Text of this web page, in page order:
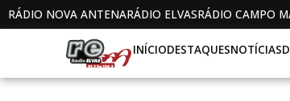
RÁDIO NOVA ANTENARÁDIO ELVASRÁDIO CAMPO
INÍCIODESTAQUESNOTÍCIAS